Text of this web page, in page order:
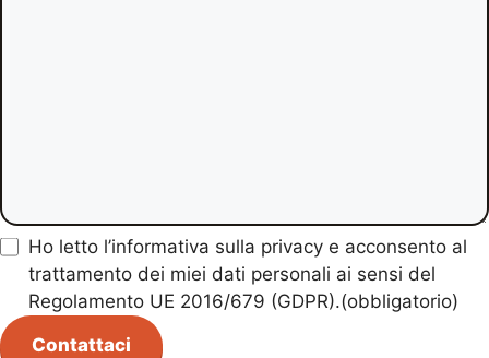
Ho letto l’informativa sulla privacy e acconsento al
trattamento dei miei dati personali ai sensi del
Regolamento UE 2016/679 (GDPR).(obbligatorio)
Contattaci